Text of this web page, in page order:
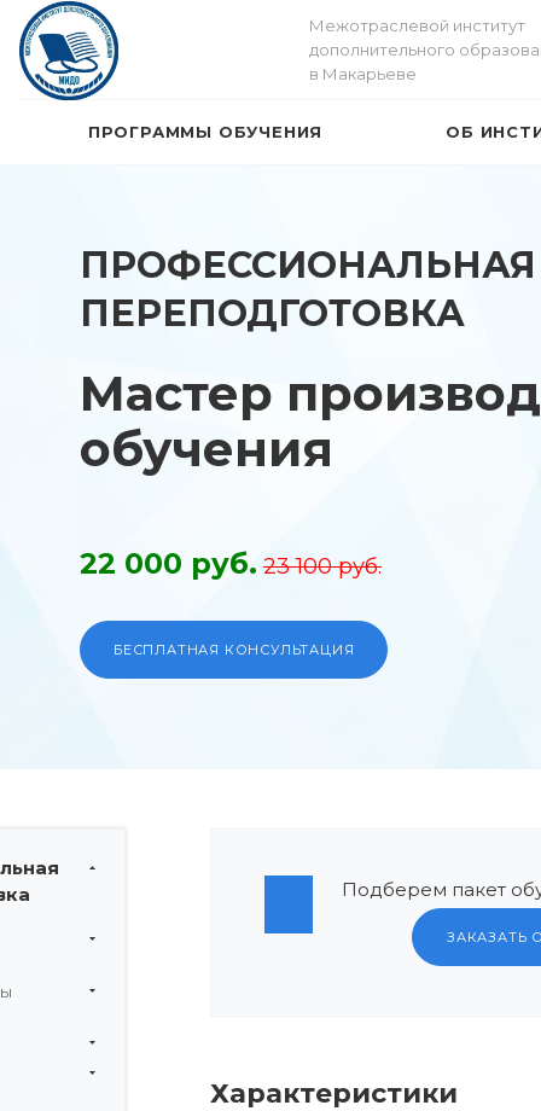
Межотраслевой институт
дополнительного
в Макарьеве
ПРОГРАММЫ ОБУЧЕНИЯ ОБ
ПРОФЕССИОНАЛЬНАЯ
ПЕРЕПОДГОТОВКА
Мастер
обучения
22 000 руб. 23 100 руб.
БЕСПЛАТНАЯ КОНСУЛЬТАЦИЯ
Подберем пакет
ЗАКАЗАТЬ
Характеристики